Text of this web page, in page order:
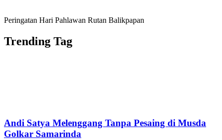
Peringatan Hari Pahlawan Rutan Balikpapan
Trending Tag
Andi Satya Melenggang Tanpa Pesaing di Musda
Golkar Samarinda